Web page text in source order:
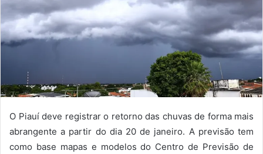
O Piauí deve registrar o retorno das chuvas de forma mais
abrangente a partir do dia 20 de janeiro. A previsão tem
como base mapas e modelos do Centro de Previsão de